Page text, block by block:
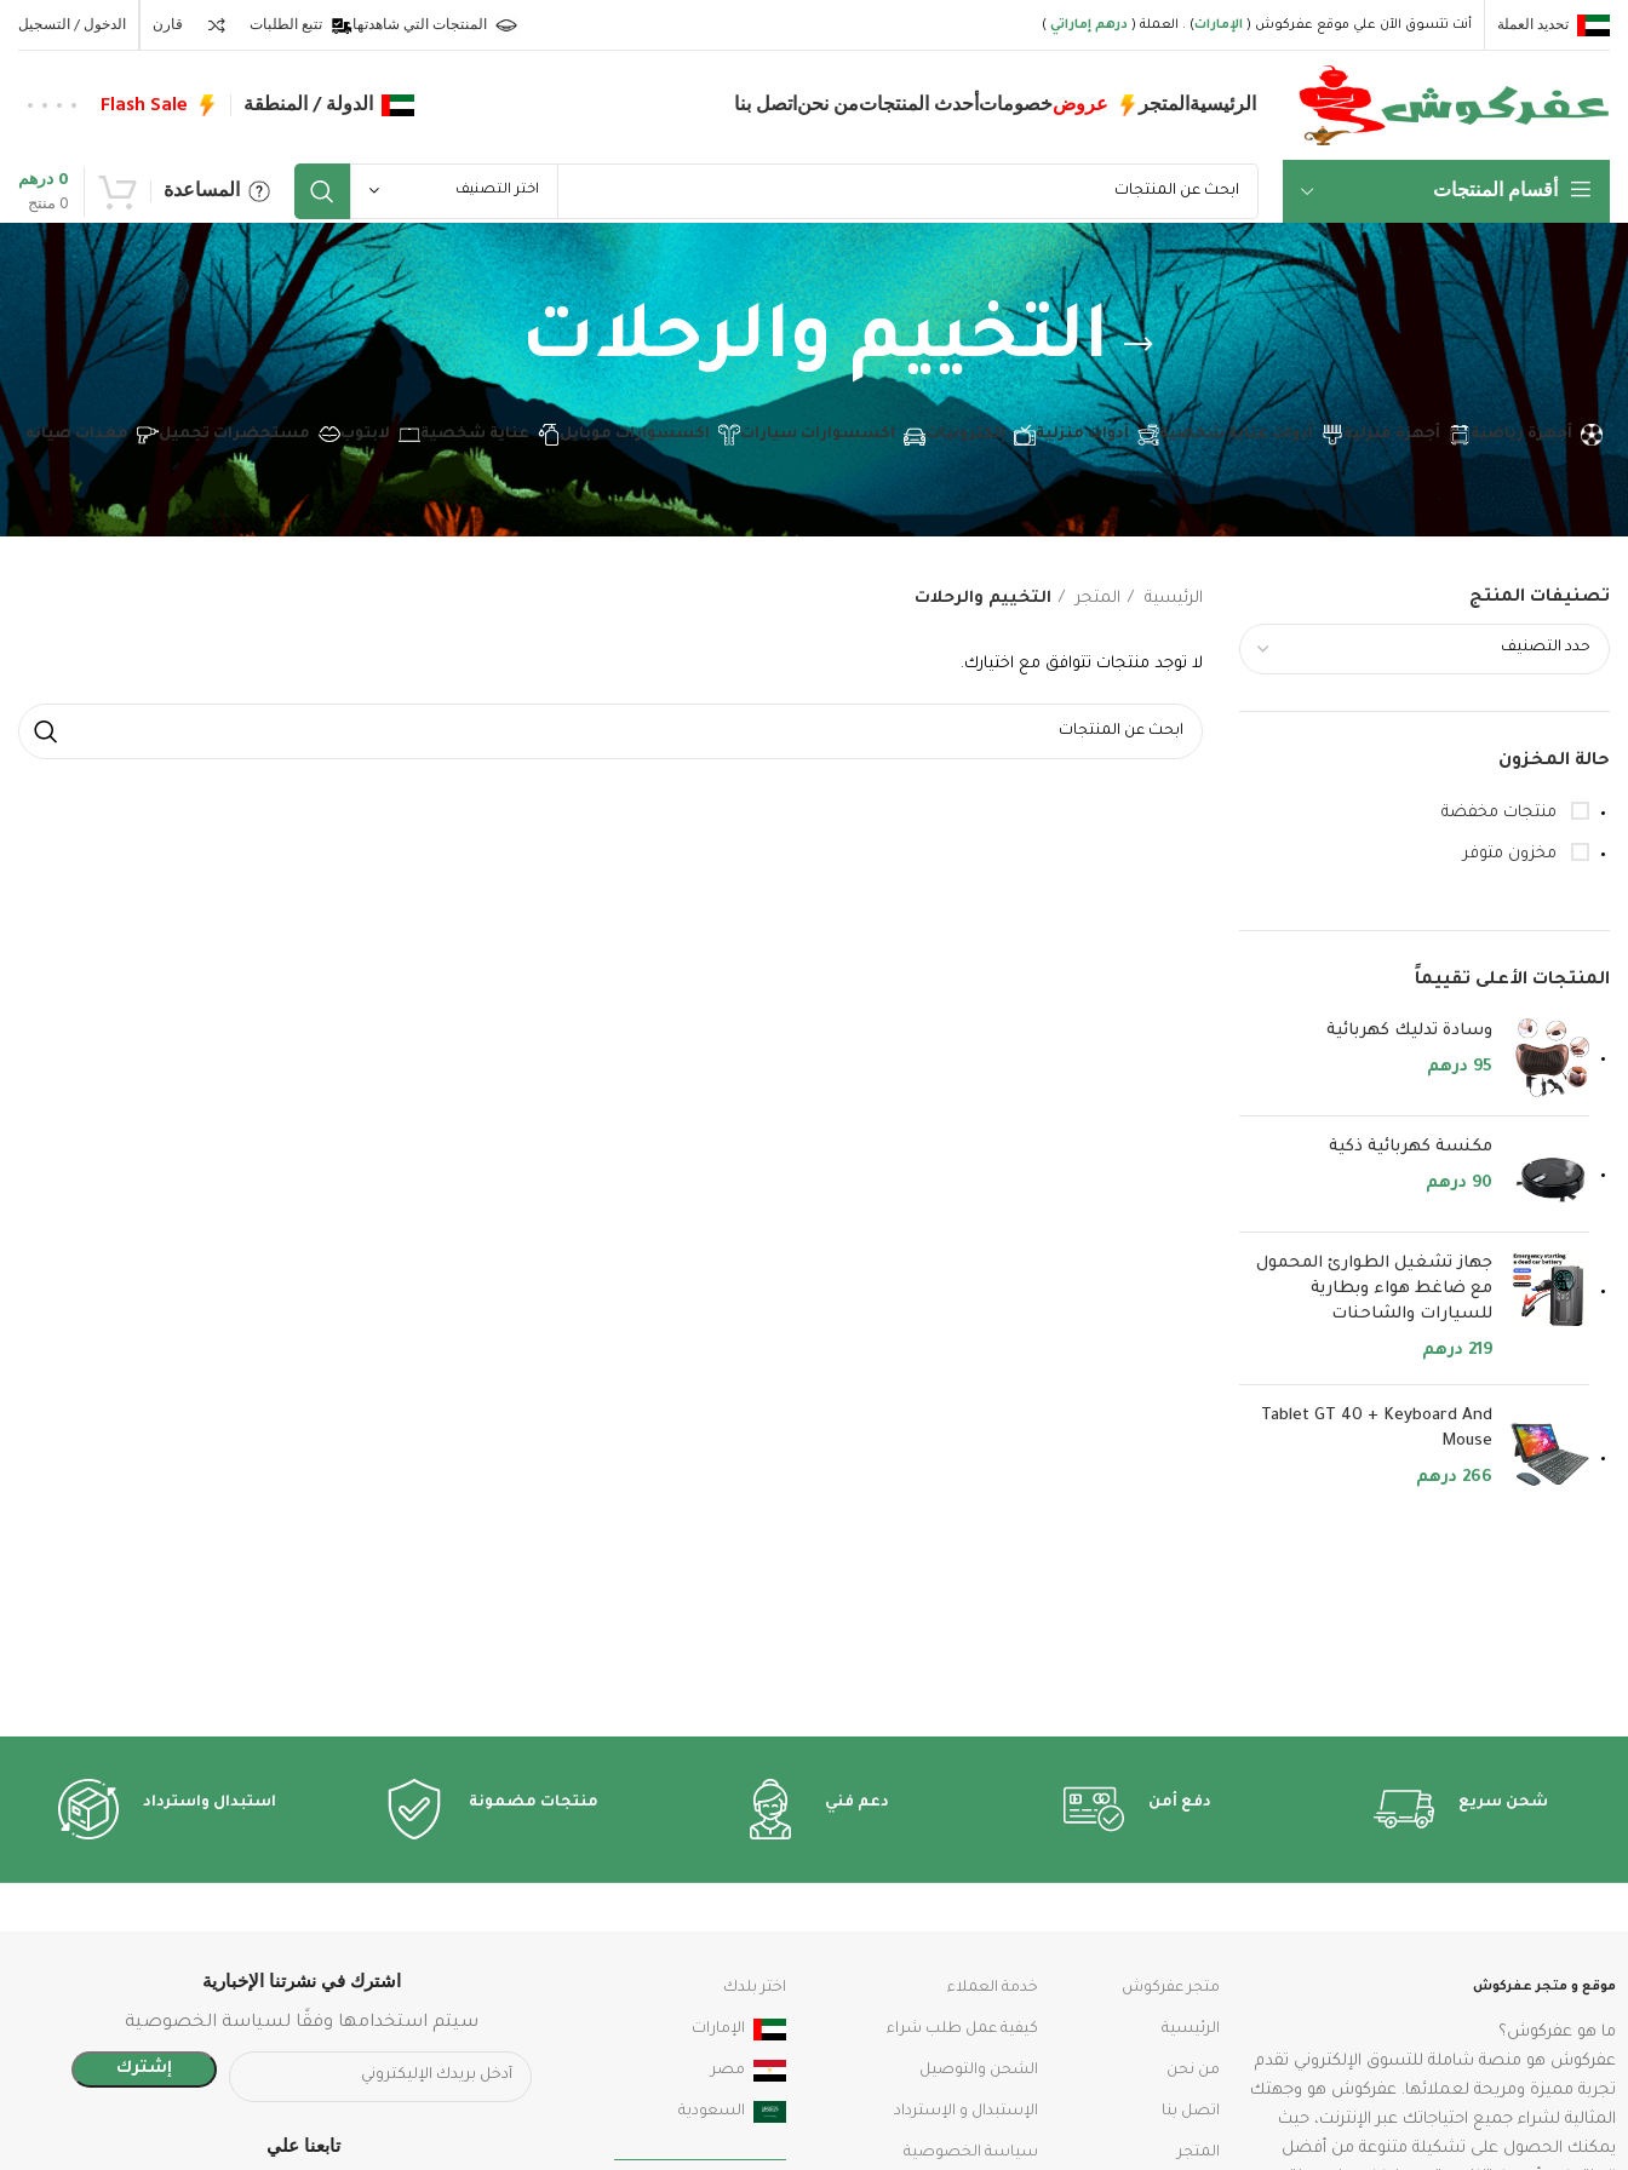
تحديد العملة أنت تتسوق الآن علي موقع عفركوش ( الإمارات) . العملة ( درهم إماراتي ) المنتجات التي شاهدتها تتبع الطلبات قارن الدخول / التسجيل
الرئيسيةالمتجر عروضخصوماتأحدث المنتجاتمن نحناتصل بنا الدولة / المنطقة Flash Sale
أقسام المنتجات اختر التصنيف المساعدة 0 منتج
0 درهم
التخييم والرحلات
أجهزة رياضية أجهزة منزلية أدوات عناية شخصية أدوات منزلية إلكترونيات اكسسوارات سيارات اكسسوارات موبايل عناية شخصية لابتوب مستحضرات تجميل معدات صيانه
تصنيفات المنتج
حدد التصنيف
حالة المخزون
منتجات مخفضة
مخزون متوفر
المنتجات الأعلى تقييماً
وسادة تدليك كهربائية
95 درهم
مكنسة كهربائية ذكية
90 درهم
جهاز تشغيل الطوارئ المحمول
مع ضاغط هواء وبطارية
للسيارات والشاحنات
219 درهم
Tablet GT 40 + Keyboard And
Mouse
266 درهم
الرئيسية المتجر التخييم والرحلات
لا توجد منتجات تتوافق مع اختيارك.
شحن سريع دفع أمن دعم فني منتجات مضمونة استبدال واسترداد
موقع و متجر عفركوش
ما هو عفركوش؟
عفركوش هو منصة شاملة للتسوق الإلكتروني تقدم
تجربة مميزة ومريحة لعملائها. عفركوش هو وجهتك
المثالية لشراء جميع احتياجاتك عبر الإنترنت، حيث
يمكنك الحصول على تشكيلة متنوعة من أفضل
متجر عفركوش
الرئيسية
من نحن
اتصل بنا
المتجر
خدمة العملاء
كيفية عمل طلب شراء
الشحن والتوصيل
الإستبدال و الإسترداد
سياسة الخصوصية
اختر بلدك
الإمارات
مصر
السعودية
اشترك في نشرتنا الإخبارية
سيتم استخدامها وفقًا لسياسة الخصوصية
تابعنا علي